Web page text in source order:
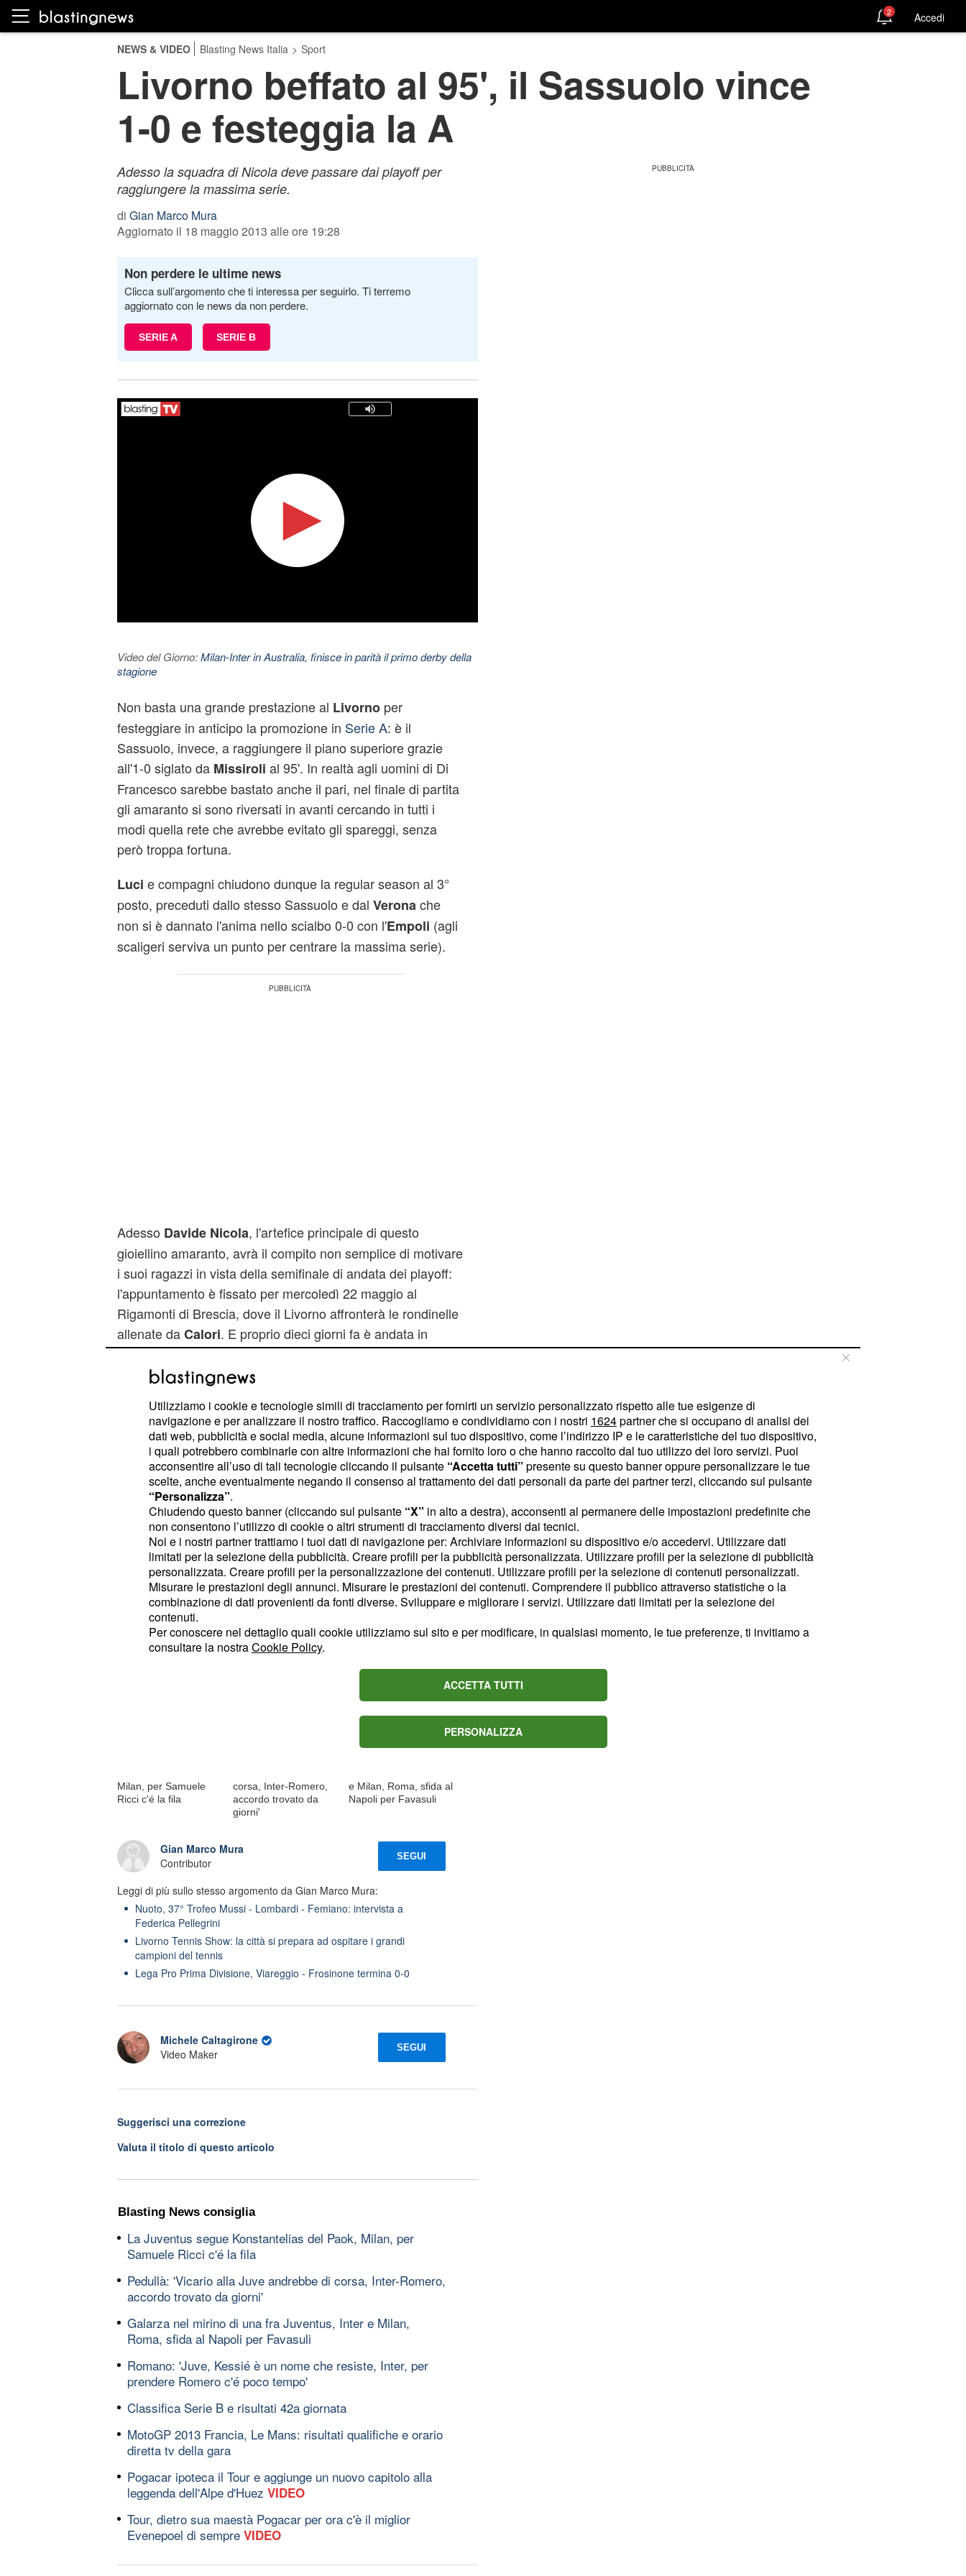
2 Accedi
NEWS & VIDEO Blasting News Italia > Sport
Livorno beffato al 95', il Sassuolo vince
1-0 e festeggia la A
Adesso la squadra di Nicola deve passare dai playoff per
raggiungere la massima serie.
di Gian Marco Mura
Aggiornato il 18 maggio 2013 alle ore 19:28
Non perdere le ultime news
Clicca sull’argomento che ti interessa per seguirlo. Ti terremo
aggiornato con le news da non perdere.
SERIE A SERIE B
Video del Giorno:Milan-Inter in Australia, finisce in parità il primo derby della
stagione
Non basta una grande prestazione al Livornoper
festeggiare in anticipo la promozione in Serie A: è il
Sassuolo, invece, a raggiungere il piano superiore grazie
all'1-0 siglato da Missiroli al 95'. In realtà agli uomini di Di
Francesco sarebbe bastato anche il pari, nel finale di partita
gli amaranto si sono riversati in avanti cercando in tutti i
modi quella rete che avrebbe evitato gli spareggi, senza
però troppa fortuna.
Luci e compagni chiudono dunque la regular season al 3°
posto, preceduti dallo stesso Sassuolo e dal Verona che
non si è dannato l'anima nello scialbo 0-0 con l'Empoli (agli
scaligeri serviva un punto per centrare la massima serie).
Adesso Davide Nicola, l'artefice principale di questo
gioiellino amaranto, avrà il compito non semplice di motivare
i suoi ragazzi in vista della semifinale di andata dei playoff:
l'appuntamento è fissato per mercoledì 22 maggio al
Rigamonti di Brescia, dove il Livorno affronterà le rondinelle
allenate daCalori. E proprio dieci giorni fa è andata in
scena l'ultima sfida tra le due formazioni, conclusasi per 3-0
in favore dei labronici: una dimostrazione evidente che al
A anche attraverso il prolungamento di stagione.
Un plauso doveroso agli oltre 4000 tifosi amaranto che al
Braglia di Modenahanno incitato dal primo all'ultimo
minuto i propri beniamini, applaudendoli giustamente a fine
gara: il loro supporto sarà determinante per spingere la
formazione di Spinelli verso laSerie Adopo tre anni di
assenza.
© RIPRODUZIONE VIETATA
Content sponsored by Outbrain
Di tendenza oggi
Milan, per Samuele
Ricci c'é la fila
corsa, Inter-Romero,
accordo trovato da
giorni'
e Milan, Roma, sfida al
Napoli per Favasuli
Gian Marco Mura
Contributor
SEGUI
Leggi di più sullo stesso argomento da Gian Marco Mura:
Nuoto, 37° Trofeo Mussi - Lombardi - Femiano: intervista a
Federica Pellegrini
Livorno Tennis Show: la città si prepara ad ospitare i grandi
campioni del tennis
Lega Pro Prima Divisione, Viareggio - Frosinone termina 0-0
Michele Caltagirone
Video Maker
SEGUI
Suggerisci una correzione
Valuta il titolo di questo articolo
Blasting News consiglia
La Juventus segue Konstantelias del Paok, Milan, per
Samuele Ricci c'é la fila
Pedullà: 'Vicario alla Juve andrebbe di corsa, Inter-Romero,
accordo trovato da giorni'
Galarza nel mirino di una fra Juventus, Inter e Milan,
Roma, sfida al Napoli per Favasuli
Romano: 'Juve, Kessié è un nome che resiste, Inter, per
prendere Romero c'é poco tempo'
Classifica Serie B e risultati 42a giornata
MotoGP 2013 Francia, Le Mans: risultati qualifiche e orario
diretta tv della gara
Pogacar ipoteca il Tour e aggiunge un nuovo capitolo alla
leggenda dell'Alpe d'Huez VIDEO
Tour, dietro sua maestà Pogacar per ora c'è il miglior
Evenepoel di sempre VIDEO
Utilizziamo i cookie e tecnologie simili di tracciamento per fornirti un servizio personalizzato rispetto alle tue esigenze di
navigazione e per analizzare il nostro traffico. Raccogliamo e condividiamo con i nostri 1624partner che si occupano di analisi dei
dati web, pubblicità e social media, alcune informazioni sul tuo dispositivo, come l’indirizzo IP e le caratteristiche del tuo dispositivo,
i quali potrebbero combinarle con altre informazioni che hai fornito loro o che hanno raccolto dal tuo utilizzo dei loro servizi. Puoi
acconsentire all’uso di tali tecnologie cliccando il pulsante “Accetta tutti” presente su questo banner oppure personalizzare le tue
scelte, anche eventualmente negando il consenso al trattamento dei dati personali da parte dei partner terzi, cliccando sul pulsante
“Personalizza”.
Chiudendo questo banner (cliccando sul pulsante “X” in alto a destra), acconsenti al permanere delle impostazioni predefinite che
non consentono l’utilizzo di cookie o altri strumenti di tracciamento diversi dai tecnici.
Noi e i nostri partner trattiamo i tuoi dati di navigazione per: Archiviare informazioni su dispositivo e/o accedervi. Utilizzare dati
limitati per la selezione della pubblicità. Creare profili per la pubblicità personalizzata. Utilizzare profili per la selezione di pubblicità
personalizzata. Creare profili per la personalizzazione dei contenuti. Utilizzare profili per la selezione di contenuti personalizzati.
Misurare le prestazioni degli annunci. Misurare le prestazioni dei contenuti. Comprendere il pubblico attraverso statistiche o la
combinazione di dati provenienti da fonti diverse. Sviluppare e migliorare i servizi. Utilizzare dati limitati per la selezione dei
contenuti.
Per conoscere nel dettaglio quali cookie utilizziamo sul sito e per modificare, in qualsiasi momento, le tue preferenze, ti invitiamo a
consultare la nostraCookie Policy.
ACCETTA TUTTI
PERSONALIZZA